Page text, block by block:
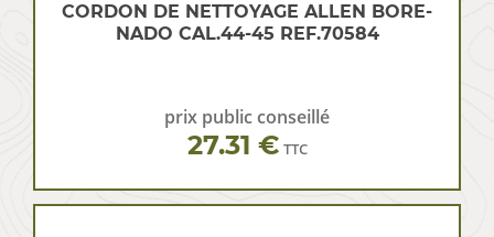
CORDON DE NETTOYAGE ALLEN BORE-
NADO CAL.44-45 REF.70584
prix public conseillé
27.31 € TTC